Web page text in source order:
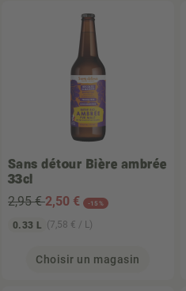
Sans détour Bière ambrée
33cl
2,95 €2,50 € -15%
0.33 L (7,58 € / L)
Choisir un magasin